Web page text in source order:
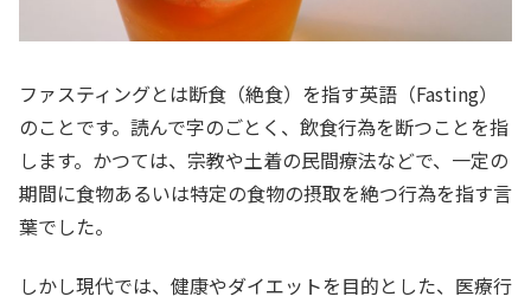
ファスティングとは断食（絶食）を指す英語（Fasting）
のことです。読んで字のごとく、飲食行為を断つことを指
します。かつては、宗教や土着の民間療法などで、一定の
期間に食物あるいは特定の食物の摂取を絶つ行為を指す言
葉でした。
しかし現代では、健康やダイエットを目的とした、医療行